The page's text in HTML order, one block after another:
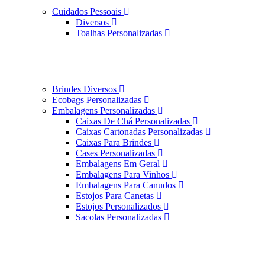
Cuidados Pessoais
Diversos
Toalhas Personalizadas
Brindes Diversos
Ecobags Personalizadas
Embalagens Personalizadas
Caixas De Chá Personalizadas
Caixas Cartonadas Personalizadas
Caixas Para Brindes
Cases Personalizadas
Embalagens Em Geral
Embalagens Para Vinhos
Embalagens Para Canudos
Estojos Para Canetas
Estojos Personalizados
Sacolas Personalizadas